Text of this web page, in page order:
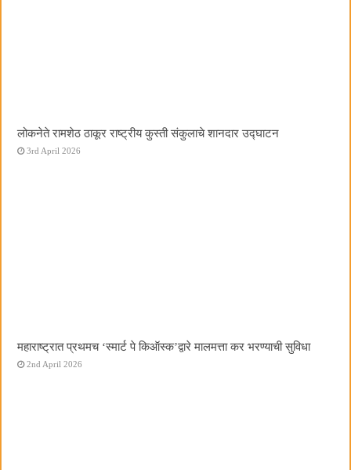
लोकनेते रामशेठ ठाकूर राष्ट्रीय कुस्ती संकुलाचे शानदार उद्घाटन
3rd April 2026
महाराष्ट्रात प्रथमच ‌‘स्मार्ट पे किऑस्क‌’द्वारे मालमत्ता कर भरण्याची सुविधा
2nd April 2026